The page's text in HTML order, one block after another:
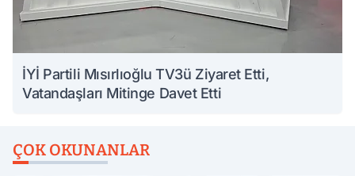
İYİ Partili Mısırlıoğlu TV3ü Ziyaret Etti,
Vatandaşları Mitinge Davet Etti
ÇOK OKUNANLAR